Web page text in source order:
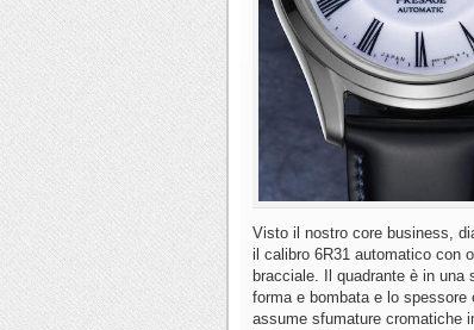
Visto il nostro core business,
il calibro 6R31 automatico con
bracciale. Il quadrante è in
forma e bombata e lo
assume sfumature cromatiche